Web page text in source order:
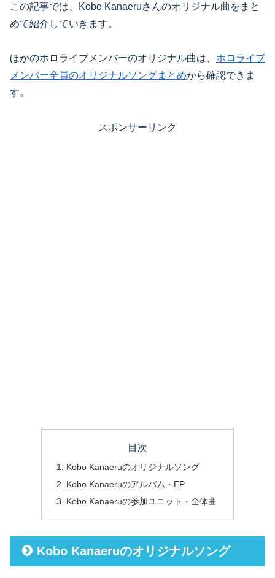
この記事では、Kobo Kanaeruさんのオリジナル曲をまと
めて紹介していきます。
ほかのホロライブメンバーのオリジナル曲は、 ホロライブ
メンバー全員のオリジナルソングまとめから確認できま
す。
スポンサーリンク
目次
Kobo Kanaeruのオリジナルソング
Kobo Kanaeruのアルバム・EP
Kobo Kanaeruの参加ユニット・全体曲
Kobo Kanaeruのオリジナルソング